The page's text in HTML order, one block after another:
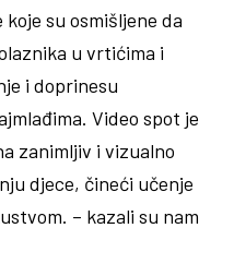
su osmišljene da
u vrtićima i
i doprinesu
Video spot je
zanimljiv i vizualno
djece, čineći učenje
– kazali su nam